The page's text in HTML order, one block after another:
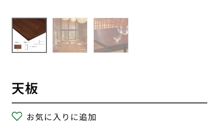
天板
お気に入りに追加